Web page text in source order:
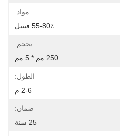
مواد:
55-80٪ فينيل
بحجم:
250 مم * 5 مم
الطول:
2-6 م
ضمان:
25 سنة